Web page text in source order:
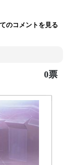
のコメントを見る
0票